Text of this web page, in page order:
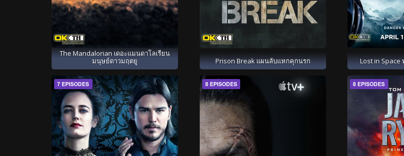
The Mandalorian เดอะแมนดาโลเรียน
มนุษย์ดาวมฤตยู
Prison Break แผนลับแหกคุกนรก Lost in
7 EPISODES 8 EPISODES 8 EPISODES